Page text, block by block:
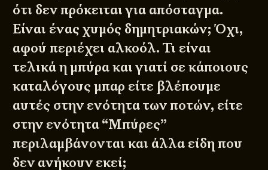
ότι δεν πρόκειται για απόσταγμα.
Είναι ένας χυμός δημητριακών; Όχι,
αφού περιέχει αλκοόλ. Τι είναι
τελικά η μπύρα και γιατί σε κάποιους
καταλόγους μπαρ είτε βλέπουμε
αυτές στην ενότητα των ποτών, είτε
στην ενότητα “Μπύρες”
περιλαμβάνονται και άλλα είδη που
δεν ανήκουν εκεί;